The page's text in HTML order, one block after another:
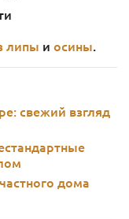
липы и осины.
свежий взгляд
дома